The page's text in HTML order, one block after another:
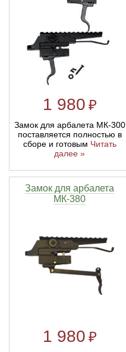
1 980 ₽
Замок для арбалета МК-300
поставляется полностью в
сборе и готовым Читать
далее »
Замок для арбалета
МК-380
1 980 ₽